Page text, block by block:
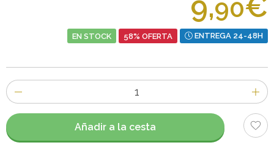
90
EN STOCK 58% OFERTA ENTREGA 24-48H
Número
de
artículos
Añadir a la cesta